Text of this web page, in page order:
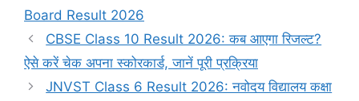
Board Result 2026
CBSE Class 10 Result 2026: कब आएगा रिजल्ट?
ऐसे करें चेक अपना स्कोरकार्ड, जानें पूरी प्रक्रिया
JNVST Class 6 Result 2026: नवोदय विद्यालय कक्षा